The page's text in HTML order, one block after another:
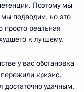
Поэтому мы
подводим, но это
просто реальная
к лучшему.
у вас обстановка
кризис,
достаточно удачным,